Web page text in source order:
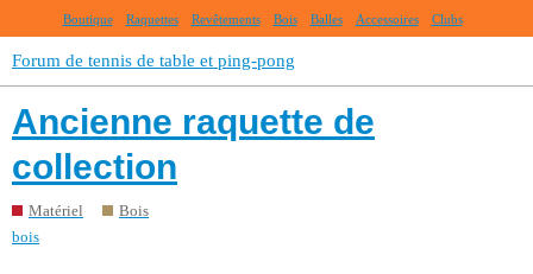
Boutique Raquettes Revêtements Bois Balles Accessoires Clubs
Forum de tennis de table et ping-pong
Ancienne raquette de
collection
Matériel
Bois
bois